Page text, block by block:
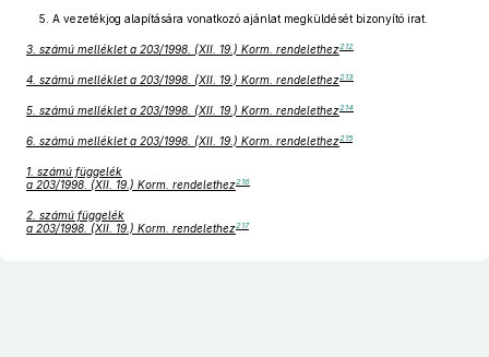
5. A vezetékjog alapítására vonatkozó ajánlat megküldését bizonyító irat.
3. számú melléklet a 203/1998. (XII. 19.) Korm. rendelethez212
4. számú melléklet a 203/1998. (XII. 19.) Korm. rendelethez213
5. számú melléklet a 203/1998. (XII. 19.) Korm. rendelethez214
6. számú melléklet a 203/1998. (XII. 19.) Korm. rendelethez215
1. számú függelék
a 203/1998. (XII. 19.) Korm. rendelethez216
2. számú függelék
a 203/1998. (XII. 19.) Korm. rendelethez217